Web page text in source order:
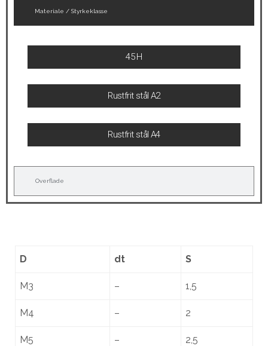
Materiale / Styrkeklasse
Overflade
45 H
Rustfrit stål A2
Rustfrit stål A4
D dt S
M3 – 1,5
M4 – 2
M5 – 2,5